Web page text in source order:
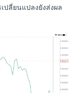
ปลี่ยนแปลงยังส่งผล